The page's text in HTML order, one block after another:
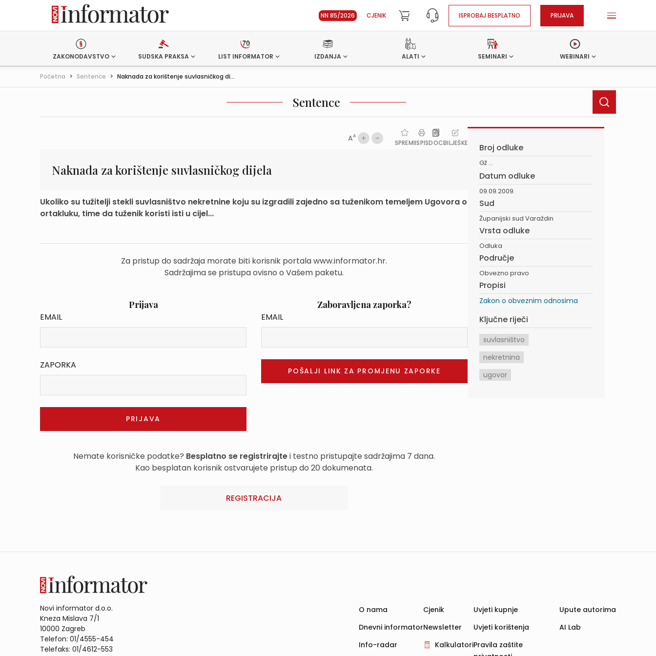
NN 85/2026 CJENIK ISPROBAJ BESPLATNO PRIJAVA
ZAKONODAVSTVO SUDSKA PRAKSA LIST INFORMATOR IZDANJA ALATI SEMINARI WEBINARI
Početna > Sentence > Naknada za korištenje suvlasničkog di...
Sentence
AA
SPREMIISPISDOCBILJEŠKE
Naknada za korištenje suvlasničkog dijela
Ukoliko su tužitelji stekli suvlasništvo nekretnine koju su izgradili zajedno sa tuženikom temeljem Ugovora o
ortakluku, time da tuženik koristi isti u cijel...
Za pristup do sadržaja morate biti korisnik portala www.informator.hr.
Sadržajima se pristupa ovisno o Vašem paketu.
Prijava
EMAIL
ZAPORKA
Zaboravljena zaporka?
EMAIL
Nemate korisničke podatke? Besplatno se registrirajtei testno pristupajte sadržajima 7 dana.
Kao besplatan korisnik ostvarujete pristup do 20 dokumenata.
REGISTRACIJA
Broj odluke
Gž ...
Datum odluke
09.09.2009.
Sud
Županijski sud Varaždin
Vrsta odluke
Odluka
Područje
Obvezno pravo
Propisi
Zakon o obveznim odnosima
Ključne riječi
suvlasništvo
nekretnina
ugovor
Novi informator d.o.o.
Kneza Mislava 7/1
10000 Zagreb
Telefon: 01/4555-454
Telefaks: 01/4612-553
O nama
Dnevni informator
Info-radar
Cjenik
Newsletter
Kalkulatori
Uvjeti kupnje
Uvjeti korištenja
Pravila zaštite
Upute autorima
AI Lab